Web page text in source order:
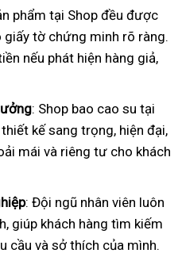
phẩm tại Shop đều được
giấy tờ chứng minh rõ ràng.
nếu phát hiện hàng giả,
: Shop bao cao su tại
kế sang trọng, hiện đại,
mái và riêng tư cho khách
: Đội ngũ nhân viên luôn
giúp khách hàng tìm kiếm
cầu và sở thích của mình.